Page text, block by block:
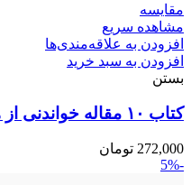
مقایسه
مشاهده سریع
افزودن به علاقه‌مندی‌ها
افزودن به سبد خرید
بستن
کتاب ۱۰ مقاله خواندنی از هاروارد برای مدیران تازه کار
272,000 تومان
-5%